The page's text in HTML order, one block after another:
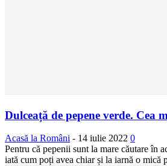
Dulceață de pepene verde. Cea
Acasă la Români - 14 iulie 2022 0
Pentru că pepenii sunt la mare căutare în
iată cum poți avea chiar și la iarnă o mică